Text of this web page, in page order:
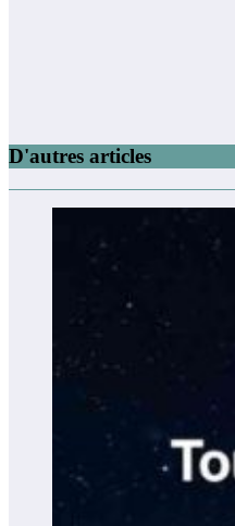
D'autres articles